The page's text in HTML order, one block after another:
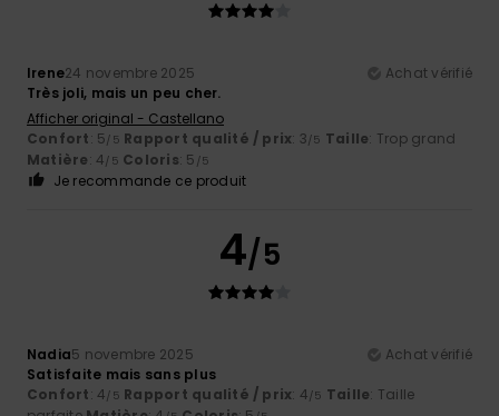
Irene24 novembre 2025
Achat vérifié
Très joli, mais un peu cher.
Afficher original - Castellano
Confort: 5/5 Rapport qualité / prix: 3/5 Taille: Trop grand
Matière: 4/5 Coloris: 5 /5
Je recommande ce produit
4/5
Nadia5 novembre 2025
Achat vérifié
Satisfaite mais sans plus
Confort: 4/5 Rapport qualité / prix: 4/5 Taille: Taille